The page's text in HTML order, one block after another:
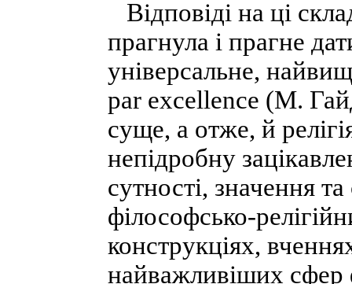
Відповіді на ці
прагнула і прагне
універсальне,
par excellence (M.
суще, а отже, й
непідробну
сутності, значення
філософсько-
конструкціях,
найважливіших сфер